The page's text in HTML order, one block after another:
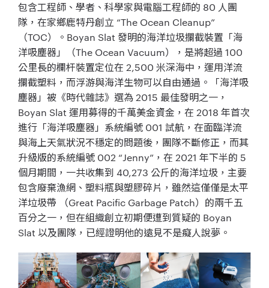
包含工程師、學者、科學家與電腦工程師的 80 人團
隊，在家鄉鹿特丹創立 “The Ocean Cleanup”
（TOC）。Boyan Slat 發明的海洋垃圾攔截裝置「海
洋吸塵器」（The Ocean Vacuum），是將超過 100
公里長的欄杆裝置定位在 2,500 米深海中，運用洋流
攔截塑料，而浮游與海洋生物可以自由通過。「海洋吸
塵器」被《時代雜誌》選為 2015 最佳發明之一，
Boyan Slat 運用募得的千萬美金資金，在 2018 年首次
進行「海洋吸塵器」系統編號 001 試航，在面臨洋流
與海上天氣狀況不穩定的問題後，團隊不斷修正，而其
升級版的系統編號 002 “Jenny”，在 2021 年下半的 5
個月期間，一共收集到 40,273 公斤的海洋垃圾，主要
包含廢棄漁網、塑料瓶與塑膠碎片，雖然這僅僅是太平
洋垃圾帶 （Great Pacific Garbage Patch）的兩千五
百分之一，但在組織創立初期便遭到質疑的 Boyan
Slat 以及團隊，已經證明他的遠見不是癡人說夢。